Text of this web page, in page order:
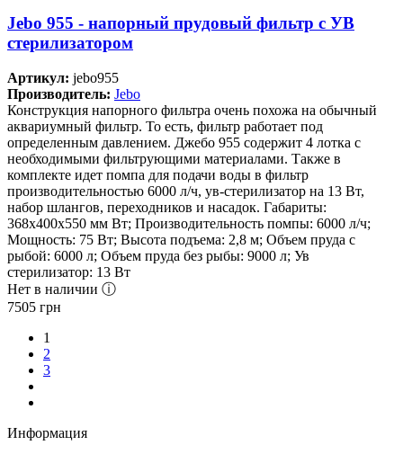
Jebo 955 - напорный прудовый фильтр с УВ
стерилизатором
Артикул: jebo955
Производитель: Jebo
Конструкция напорного фильтра очень похожа на обычный
аквариумный фильтр. То есть, фильтр работает под
определенным давлением. Джебо 955 содержит 4 лотка с
необходимыми фильтрующими материалами. Также в
комплекте идет помпа для подачи воды в фильтр
производительностью 6000 л/ч, ув-стерилизатор на 13 Вт,
набор шлангов, переходников и насадок. Габариты:
368х400х550 мм Вт; Производительность помпы: 6000 л/ч;
Мощность: 75 Вт; Высота подъема: 2,8 м; Объем пруда с
рыбой: 6000 л; Объем пруда без рыбы: 9000 л; Ув
стерилизатор: 13 Вт
Нет в наличии ⓘ
7505 грн
1
2
3
Информация